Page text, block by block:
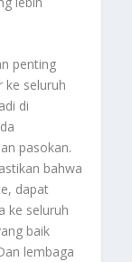
penting
ke seluruh
di
pasokan.
bahwa
dapat
ke seluruh
baik
lembaga